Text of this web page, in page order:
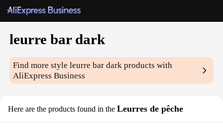
leurre bar dark
Find more styleleurre bar dark products with
AliExpress Business
Here are the products found in the Leurres de pêche